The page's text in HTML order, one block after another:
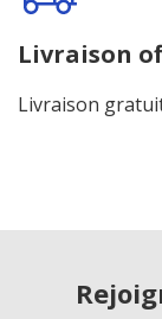
Livraison
Livraison